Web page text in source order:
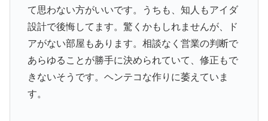
て思わない方がいいです。うちも、知人もアイダ
設計で後悔してます。驚くかもしれませんが、ド
アがない部屋もあります。相談なく営業の判断で
あらゆることが勝手に決められていて、修正もで
きないそうです。ヘンテコな作りに萎えていま
す。